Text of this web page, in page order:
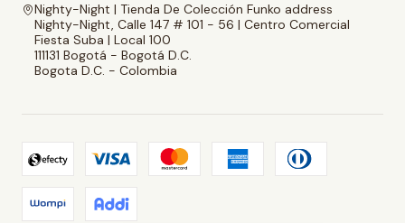
Nighty-Night | Tienda De Colección Funko address
Nighty-Night, Calle 147 # 101 - 56 | Centro Comercial
Fiesta Suba | Local 100
111131 Bogotá - Bogotá D.C.
Bogota D.C. - Colombia